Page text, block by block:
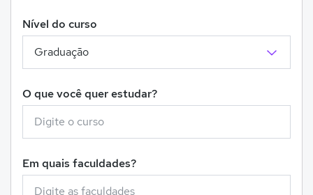
Nível do curso
O que você quer estudar?
Em quais faculdades?